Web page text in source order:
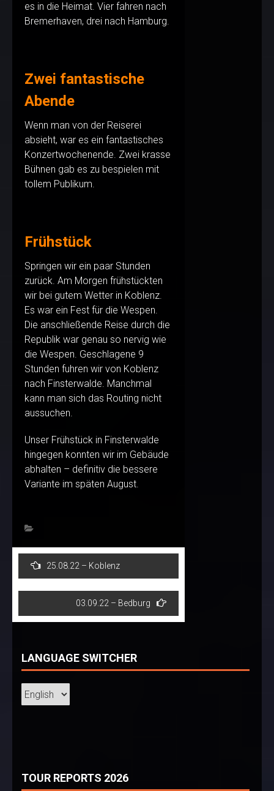
es in die Heimat. Vier fahren nach
Bremerhaven, drei nach Hamburg.
Zwei fantastische
Abende
Wenn man von der Reiserei
absieht, war es ein fantastisches
Konzertwochenende. Zwei krasse
Bühnen gab es zu bespielen mit
tollem Publikum.
Frühstück
Springen wir ein paar Stunden
zurück. Am Morgen frühstückten
wir bei gutem Wetter in Koblenz.
Es war ein Fest für die Wespen.
Die anschließende Reise durch die
Republik war genau so nervig wie
die Wespen. Geschlagene 9
Stunden fuhren wir von Koblenz
nach Finsterwalde. Manchmal
kann man sich das Routing nicht
aussuchen.
Unser Frühstück in Finsterwalde
hingegen konnten wir im Gebäude
abhalten – definitiv die bessere
Variante im späten August.
Post
navigation
25.08.22 – Koblenz
03.09.22 – Bedburg
LANGUAGE SWITCHER
TOUR REPORTS 2026